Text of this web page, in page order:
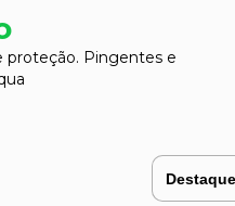
proteção. Pingentes e